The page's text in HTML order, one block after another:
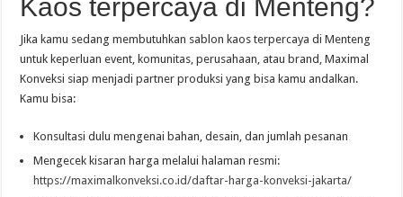
Kaos terpercaya di Menteng?
Jika kamu sedang membutuhkan sablon kaos terpercaya di Menteng
untuk keperluan event, komunitas, perusahaan, atau brand, Maximal
Konveksi siap menjadi partner produksi yang bisa kamu andalkan.
Kamu bisa:
Konsultasi dulu mengenai bahan, desain, dan jumlah pesanan
Mengecek kisaran harga melalui halaman resmi:
https://maximalkonveksi.co.id/daftar-harga-konveksi-jakarta/